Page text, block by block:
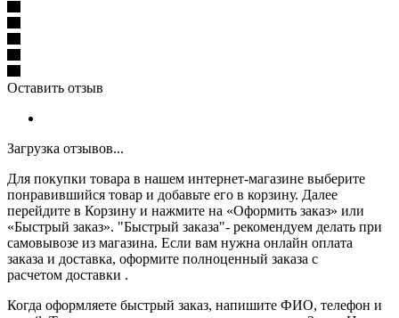
Оставить отзыв
Загрузка отзывов...
Для покупки товара в нашем интернет-магазине выберите
понравившийся товар и добавьте его в корзину. Далее
перейдите в Корзину и нажмите на «Оформить заказ» или
«Быстрый заказ». "Быстрый заказа"- рекомендуем делать при
самовывозе из магазина. Если вам нужна онлайн оплата
заказа и доставка, оформите полноценный заказа с
расчетом доставки .
Когда оформляете быстрый заказ, напишите ФИО, телефон и